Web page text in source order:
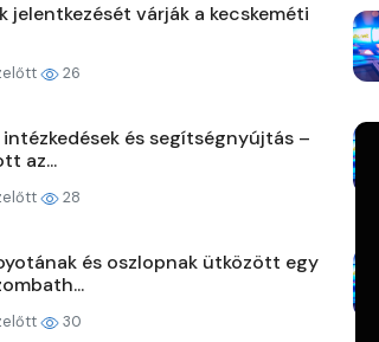
jelentkezését várják a kecskeméti
26
intézkedések és segítségnyújtás –
az...
28
és oszlopnak ütközött egy
30